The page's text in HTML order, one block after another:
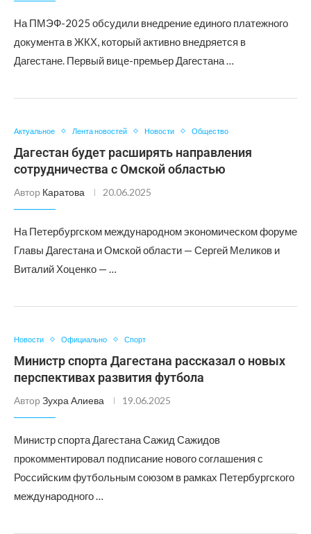
На ПМЭФ-2025 обсудили внедрение единого платежного
документа в ЖКХ, который активно внедряется в
Дагестане. Первый вице-премьер Дагестана …
Актуальное Лента новостей Новости Общество
Дагестан будет расширять направления
сотрудничества с Омской областью
Автор Каратова 20.06.2025
На Петербургском международном экономическом форуме
Главы Дагестана и Омской области — Сергей Меликов и
Виталий Хоценко — …
Новости Официально Спорт
Министр спорта Дагестана рассказал о новых
перспективах развития футбола
Автор Зухра Алиева 19.06.2025
Министр спорта Дагестана Сажид Сажидов
прокомментировал подписание нового соглашения с
Российским футбольным союзом в рамках Петербургского
международного …